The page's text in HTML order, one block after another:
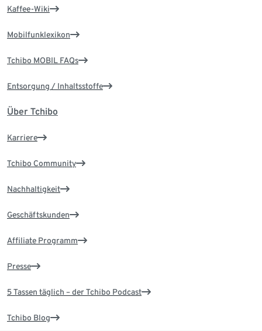
Kaffee-Wiki
Mobilfunklexikon
Tchibo MOBIL FAQs
Entsorgung / Inhaltsstoffe
Über Tchibo
Karriere
Tchibo Community
Nachhaltigkeit
Geschäftskunden
Affiliate Programm
Presse
5 Tassen täglich – der Tchibo Podcast
Tchibo Blog